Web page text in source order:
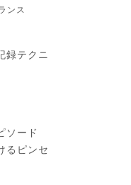
ンス
録テクニ
ソード
るピンセ